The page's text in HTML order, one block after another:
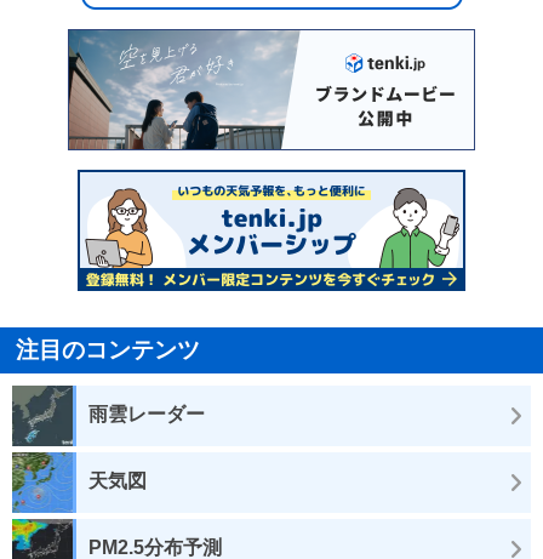
注目のコンテンツ
雨雲レーダー
天気図
PM2.5分布予測